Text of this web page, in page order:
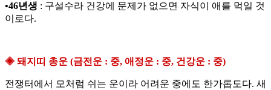
•46년생 : 구설수라 건강에 문제가 없으면 자식이 애를 먹일 것
이로다.
◈ 돼지띠 총운 (금전운 : 중, 애정운 : 중, 건강운 : 중)
전쟁터에서 모처럼 쉬는 운이라 어려운 중에도 한가롭도다. 새